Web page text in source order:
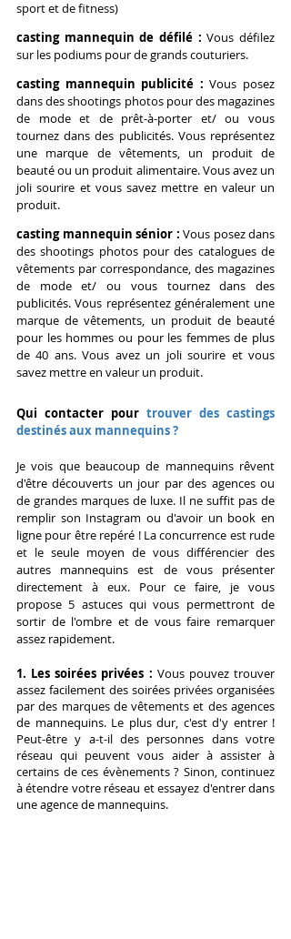
sport et de fitness)
casting mannequin de défilé :
sur les podiums pour de grands couturiers.
casting mannequin publicité : Vous posez
dans des shootings photos pour des magazines
de mode et de prêt-à-porter et/ ou vous
tournez dans des publicités. Vous représentez
une marque de vêtements, un produit de
beauté ou un produit alimentaire. Vous avez un
joli sourire et vous savez mettre en valeur un
produit.
casting mannequin sénior : Vous posez dans
des shootings photos pour des catalogues de
vêtements par correspondance, des magazines
de mode et/ ou vous tournez dans des
publicités. Vous représentez généralement une
marque de vêtements, un produit de beauté
pour les hommes ou pour les femmes de plus
de 40 ans. Vous avez un joli sourire et vous
savez mettre en valeur un produit.
Qui contacter pour trouver des castings
destinés aux mannequins ?
Je vois que beaucoup de mannequins rêvent
d'être découverts un jour par des agences ou
de grandes marques de luxe. Il ne suffit pas de
remplir son Instagram ou d'avoir un book en
ligne pour être repéré ! La concurrence est rude
et le seule moyen de vous différencier des
autres mannequins est de vous présenter
directement à eux. Pour ce faire, je vous
propose 5 astuces qui vous permettront de
sortir de l'ombre et de vous faire remarquer
assez rapidement.
1. Les soirées privées : Vous pouvez trouver
assez facilement des soirées privées organisées
par des marques de vêtements et des agences
de mannequins. Le plus dur, c'est d'y entrer !
Peut-être y a-t-il des personnes dans votre
réseau qui peuvent vous aider à assister à
certains de ces évènements ? Sinon, continuez
à étendre votre réseau et essayez d'entrer dans
une agence de mannequins.